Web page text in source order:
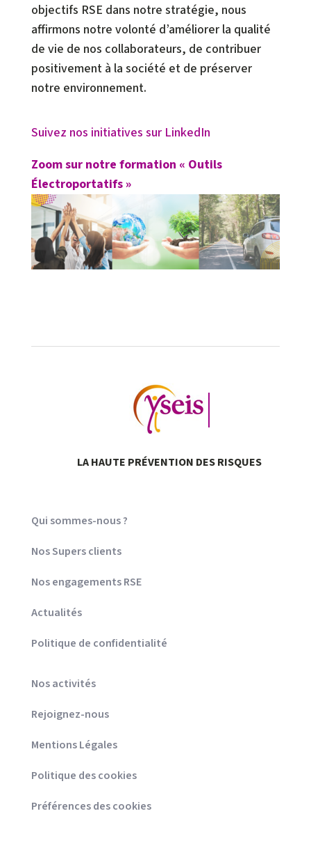
objectifs RSE dans notre stratégie, nous
affirmons notre volonté d’améliorer la qualité
de vie de nos collaborateurs, de contribuer
positivement à la société et de préserver
notre environnement.
Suivez nos initiatives sur LinkedIn
Zoom sur notre formation « Outils
Électroportatifs »
LA HAUTE PRÉVENTION DES RISQUES
Qui sommes-nous ?
Nos Supers clients
Nos engagements RSE
Actualités
Politique de confidentialité
Nos activités
Rejoignez-nous
Mentions Légales
Politique des cookies
Préférences des cookies